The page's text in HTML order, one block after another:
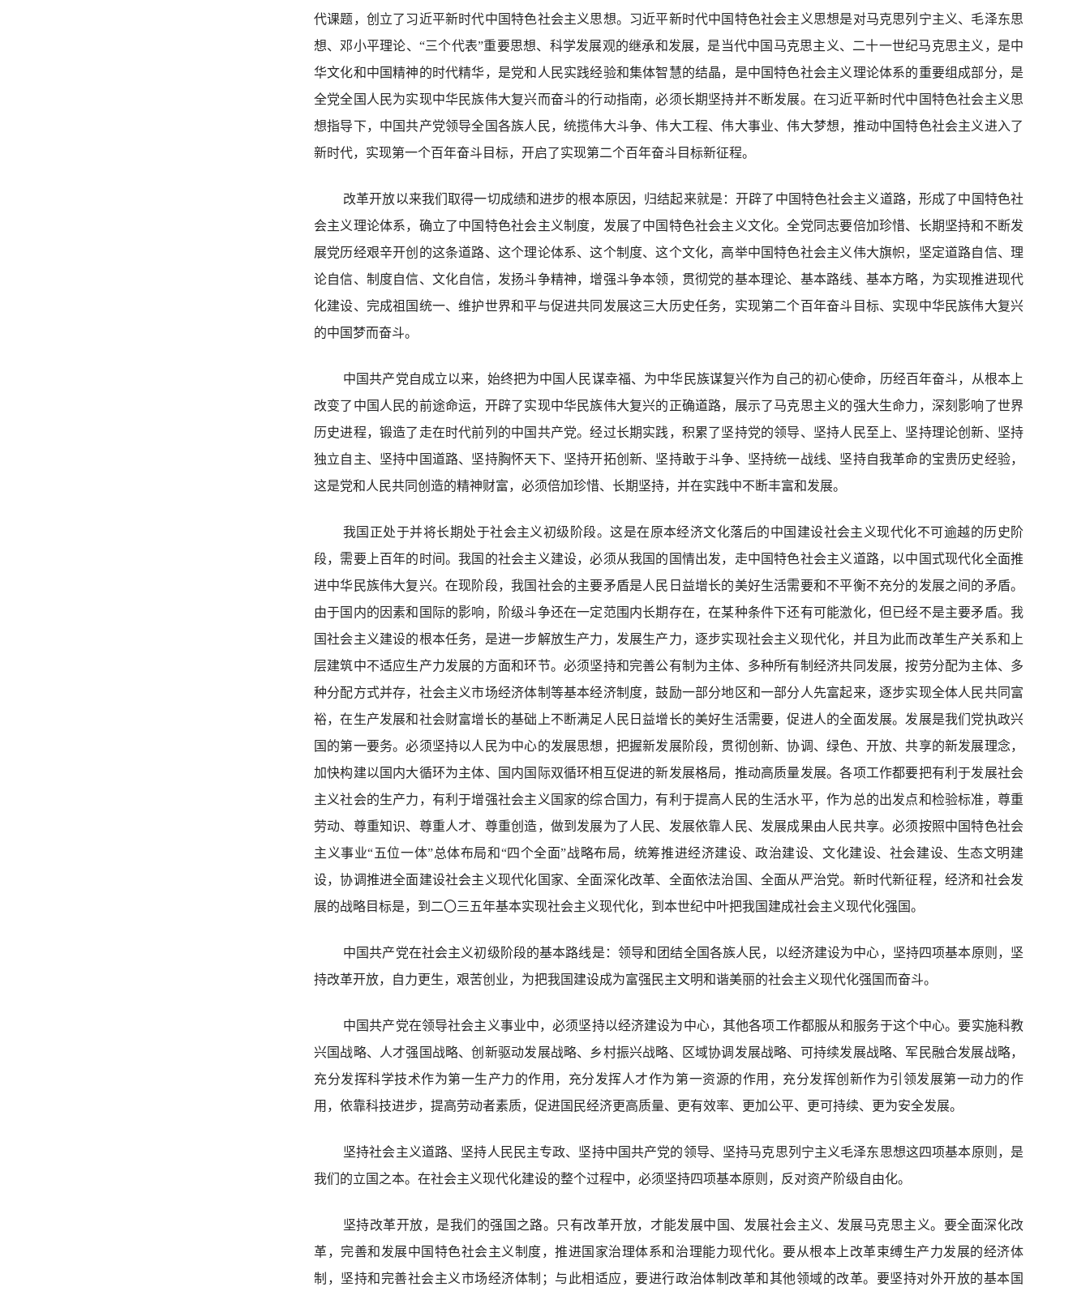
代课题，创立了习近平新时代中国特色社会主义思想。习近平新时代中国特色社会主义思想是对马克思列宁主义、毛泽东思
想、邓小平理论、“三个代表”重要思想、科学发展观的继承和发展，是当代中国马克思主义、二十一世纪马克思主义，是中
华文化和中国精神的时代精华，是党和人民实践经验和集体智慧的结晶，是中国特色社会主义理论体系的重要组成部分，是
全党全国人民为实现中华民族伟大复兴而奋斗的行动指南，必须长期坚持并不断发展。在习近平新时代中国特色社会主义思
想指导下，中国共产党领导全国各族人民，统揽伟大斗争、伟大工程、伟大事业、伟大梦想，推动中国特色社会主义进入了
新时代，实现第一个百年奋斗目标，开启了实现第二个百年奋斗目标新征程。
改革开放以来我们取得一切成绩和进步的根本原因，归结起来就是：开辟了中国特色社会主义道路，形成了中国特色社
会主义理论体系，确立了中国特色社会主义制度，发展了中国特色社会主义文化。全党同志要倍加珍惜、长期坚持和不断发
展党历经艰辛开创的这条道路、这个理论体系、这个制度、这个文化，高举中国特色社会主义伟大旗帜，坚定道路自信、理
论自信、制度自信、文化自信，发扬斗争精神，增强斗争本领，贯彻党的基本理论、基本路线、基本方略，为实现推进现代
化建设、完成祖国统一、维护世界和平与促进共同发展这三大历史任务，实现第二个百年奋斗目标、实现中华民族伟大复兴
的中国梦而奋斗。
中国共产党自成立以来，始终把为中国人民谋幸福、为中华民族谋复兴作为自己的初心使命，历经百年奋斗，从根本上
改变了中国人民的前途命运，开辟了实现中华民族伟大复兴的正确道路，展示了马克思主义的强大生命力，深刻影响了世界
历史进程，锻造了走在时代前列的中国共产党。经过长期实践，积累了坚持党的领导、坚持人民至上、坚持理论创新、坚持
独立自主、坚持中国道路、坚持胸怀天下、坚持开拓创新、坚持敢于斗争、坚持统一战线、坚持自我革命的宝贵历史经验，
这是党和人民共同创造的精神财富，必须倍加珍惜、长期坚持，并在实践中不断丰富和发展。
我国正处于并将长期处于社会主义初级阶段。这是在原本经济文化落后的中国建设社会主义现代化不可逾越的历史阶
段，需要上百年的时间。我国的社会主义建设，必须从我国的国情出发，走中国特色社会主义道路，以中国式现代化全面推
进中华民族伟大复兴。在现阶段，我国社会的主要矛盾是人民日益增长的美好生活需要和不平衡不充分的发展之间的矛盾。
由于国内的因素和国际的影响，阶级斗争还在一定范围内长期存在，在某种条件下还有可能激化，但已经不是主要矛盾。我
国社会主义建设的根本任务，是进一步解放生产力，发展生产力，逐步实现社会主义现代化，并且为此而改革生产关系和上
层建筑中不适应生产力发展的方面和环节。必须坚持和完善公有制为主体、多种所有制经济共同发展，按劳分配为主体、多
种分配方式并存，社会主义市场经济体制等基本经济制度，鼓励一部分地区和一部分人先富起来，逐步实现全体人民共同富
裕，在生产发展和社会财富增长的基础上不断满足人民日益增长的美好生活需要，促进人的全面发展。发展是我们党执政兴
国的第一要务。必须坚持以人民为中心的发展思想，把握新发展阶段，贯彻创新、协调、绿色、开放、共享的新发展理念，
加快构建以国内大循环为主体、国内国际双循环相互促进的新发展格局，推动高质量发展。各项工作都要把有利于发展社会
主义社会的生产力，有利于增强社会主义国家的综合国力，有利于提高人民的生活水平，作为总的出发点和检验标准，尊重
劳动、尊重知识、尊重人才、尊重创造，做到发展为了人民、发展依靠人民、发展成果由人民共享。必须按照中国特色社会
主义事业“五位一体”总体布局和“四个全面”战略布局，统筹推进经济建设、政治建设、文化建设、社会建设、生态文明建
设，协调推进全面建设社会主义现代化国家、全面深化改革、全面依法治国、全面从严治党。新时代新征程，经济和社会发
展的战略目标是，到二〇三五年基本实现社会主义现代化，到本世纪中叶把我国建成社会主义现代化强国。
中国共产党在社会主义初级阶段的基本路线是：领导和团结全国各族人民，以经济建设为中心，坚持四项基本原则，坚
持改革开放，自力更生，艰苦创业，为把我国建设成为富强民主文明和谐美丽的社会主义现代化强国而奋斗。
中国共产党在领导社会主义事业中，必须坚持以经济建设为中心，其他各项工作都服从和服务于这个中心。要实施科教
兴国战略、人才强国战略、创新驱动发展战略、乡村振兴战略、区域协调发展战略、可持续发展战略、军民融合发展战略，
充分发挥科学技术作为第一生产力的作用，充分发挥人才作为第一资源的作用，充分发挥创新作为引领发展第一动力的作
用，依靠科技进步，提高劳动者素质，促进国民经济更高质量、更有效率、更加公平、更可持续、更为安全发展。
坚持社会主义道路、坚持人民民主专政、坚持中国共产党的领导、坚持马克思列宁主义毛泽东思想这四项基本原则，是
我们的立国之本。在社会主义现代化建设的整个过程中，必须坚持四项基本原则，反对资产阶级自由化。
坚持改革开放，是我们的强国之路。只有改革开放，才能发展中国、发展社会主义、发展马克思主义。要全面深化改
革，完善和发展中国特色社会主义制度，推进国家治理体系和治理能力现代化。要从根本上改革束缚生产力发展的经济体
制，坚持和完善社会主义市场经济体制；与此相适应，要进行政治体制改革和其他领域的改革。要坚持对外开放的基本国